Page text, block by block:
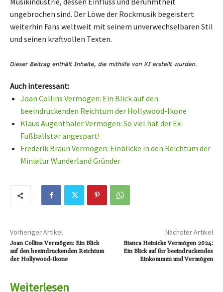
ungebrochen sind. Der Löwe der Rockmusik begeistert
weiterhin Fans weltweit mit seinem unverwechselbaren Stil
und seinen kraftvollen Texten.
Auch interessant:
Joan Collins Vermögen: Ein Blick auf den
beeindruckenden Reichtum der Hollywood-Ikone
Klaus Augenthaler Vermögen: So viel hat der Ex-
Fußballstar angespart!
Frederik Braun Vermögen: Einblicke in den Reichtum der
Miniatur Wunderland Gründer
Vorheriger Artikel
Joan Collins Vermögen: Ein Blick
auf den beeindruckenden Reichtum
der Hollywood-Ikone
Nächster Artikel
Bianca Heinicke Vermögen 2024:
Ein Blick auf ihr beeindruckendes
Einkommen und Vermögen
Weiterlesen